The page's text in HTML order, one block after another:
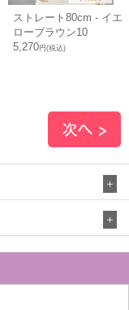
ストレート80cm - イエ
ローブラウン10
5,270円(税込)